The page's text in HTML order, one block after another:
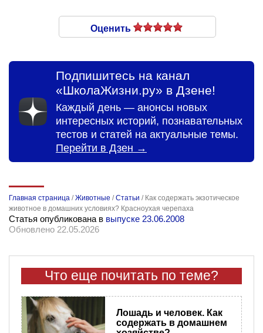
Оценить
Подпишитесь на канал
«ШколаЖизни.ру» в Дзене!
Каждый день — анонсы новых
интересных историй, познавательных
тестов и статей на актуальные темы.
Перейти в Дзен →
Главная страница /Животные /Статьи / Как содержать экзотическое
животное в домашних условиях? Красноухая черепаха
Статья опубликована в выпуске 23.06.2008
Обновлено 22.05.2026
Что еще почитать по теме?
Лошадь и человек. Как
содержать в домашнем